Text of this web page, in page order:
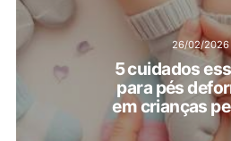
26/02/2026
5 cuidados
para pés
em crianças